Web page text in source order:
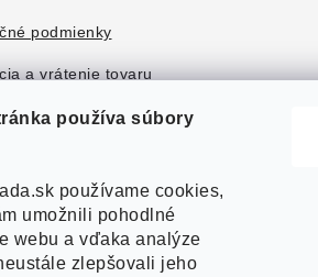
používa súbory
používame cookies,
umožnili pohodlné
webu a vďaka analýze
zlepšovali jeho
podmienky
a vrátenie tovaru